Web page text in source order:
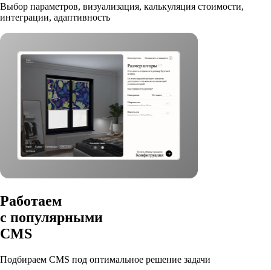
Выбор параметров, визуализация, калькуляция стоимости,
интеграции, адаптивность
Работаем
с популярными
CMS
Подбираем CMS под оптимальное решение задачи